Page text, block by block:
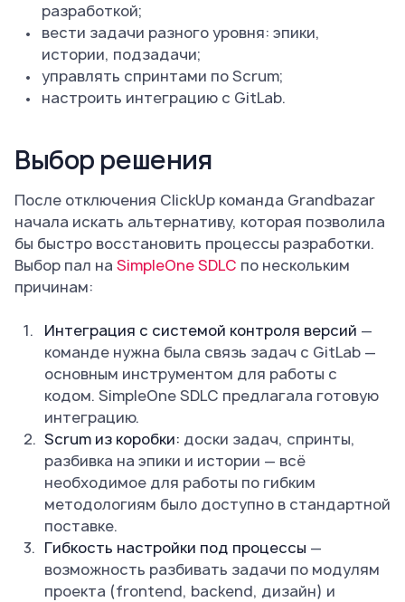
разработкой;
вести задачи разного уровня: эпики,
истории, подзадачи;
управлять спринтами по Scrum;
настроить интеграцию с GitLab.
Выбор решения
После отключения ClickUp команда Grandbazar
начала искать альтернативу, которая позволила
бы быстро восстановить процессы разработки.
Выбор пал на SimpleOne SDLC по нескольким
причинам:
Интеграция с системой контроля версий —
команде нужна была связь задач с GitLab —
основным инструментом для работы с
кодом. SimpleOne SDLC предлагала готовую
интеграцию.
Scrum из коробки: доски задач, спринты,
разбивка на эпики и истории — всё
необходимое для работы по гибким
методологиям было доступно в стандартной
поставке.
Гибкость настройки под процессы —
возможность разбивать задачи по модулям
проекта (frontend, backend, дизайн) и